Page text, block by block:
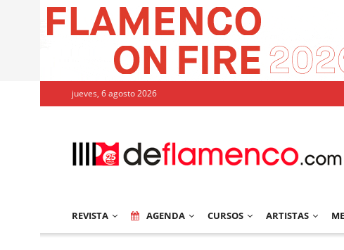
jueves, 6 agosto 2026
REVISTA AGENDA CURSOS ARTISTAS